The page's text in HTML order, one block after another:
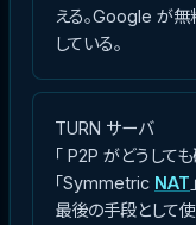
える。Google が
している。
TURN サーバ
「 P2P がどうして
「Symmetric NAT
最後の手段として使